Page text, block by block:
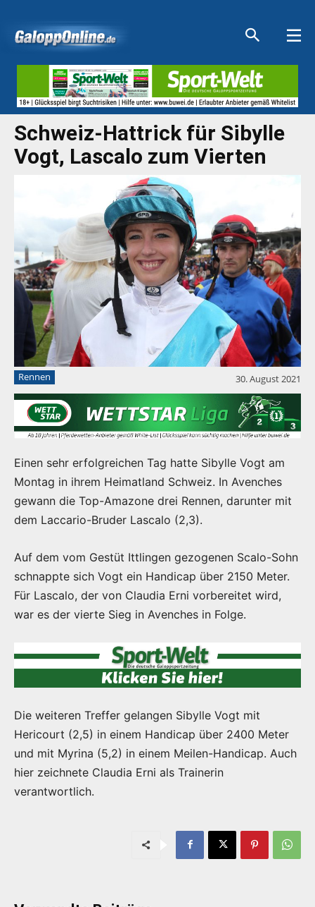
Schweiz-Hattrick für Sibylle
Vogt, Lascalo zum Vierten
Rennen 30. August 2021
Einen sehr erfolgreichen Tag hatte Sibylle Vogt am
Montag in ihrem Heimatland Schweiz. In Avenches
gewann die Top-Amazone drei Rennen, darunter mit
dem Laccario-Bruder Lascalo (2,3).
Auf dem vom Gestüt Ittlingen gezogenen Scalo-Sohn
schnappte sich Vogt ein Handicap über 2150 Meter.
Für Lascalo, der von Claudia Erni vorbereitet wird,
war es der vierte Sieg in Avenches in Folge.
Die weiteren Treffer gelangen Sibylle Vogt mit
Hericourt (2,5) in einem Handicap über 2400 Meter
und mit Myrina (5,2) in einem Meilen-Handicap. Auch
hier zeichnete Claudia Erni als Trainerin
verantwortlich.